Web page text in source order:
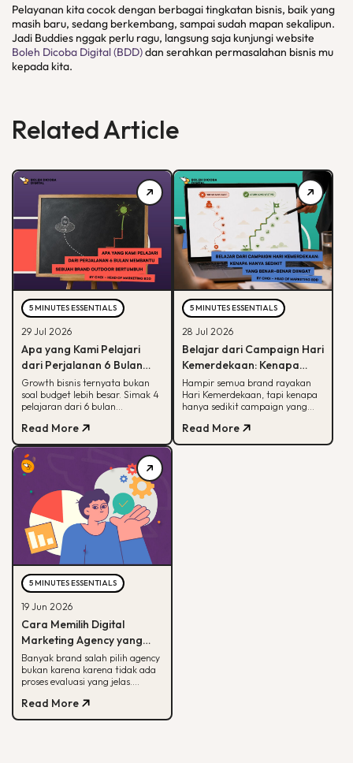
Pelayanan kita cocok dengan berbagai tingkatan bisnis, baik yang
masih baru, sedang berkembang, sampai sudah mapan sekalipun.
Jadi Buddies nggak perlu ragu, langsung saja kunjungi website
Boleh Dicoba Digital (BDD)dan serahkan permasalahan bisnis mu
kepada kita.
Related Article
5 MINUTES ESSENTIALS
29 Jul 2026
Apa yang Kami Pelajari
dari Perjalanan 6 Bulan
Membantu Sebuah Brand
Outdoor Bertumbuh
Growth bisnis ternyata bukan
soal budget lebih besar. Simak 4
pelajaran dari 6 bulan
memahami peran tiap channel
marketing
Read More
5 MINUTES ESSENTIALS
28 Jul 2026
Belajar dari Campaign Hari
Kemerdekaan: Kenapa
Hanya Sedikit yang Benar-
Benar Diingat?
Hampir semua brand rayakan
Hari Kemerdekaan, tapi kenapa
hanya sedikit campaign yang
untuk bikin campaign yang
bermakna.
Read More
5 MINUTES ESSENTIALS
19 Jun 2026
Cara Memilih Digital
Marketing Agency yang
Tepat untuk Bisnis Kamu
Banyak brand salah pilih agency
bukan karena karena tidak ada
proses evaluasi yang jelas.
menilai agency dari spesialisasi,
track record, hingga
Read More